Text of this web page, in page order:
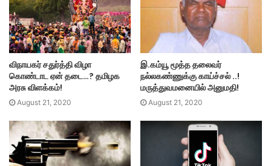
விநாயகர் சதுர்த்தி விழா
கொண்டாட ஏன் தடை…? தமிழக
அரசு விளக்கம்!
August 21, 2020
இ.கம்யூ மூத்த தலைவர்
நல்லகண்ணுக்கு காய்ச்சல் ..!
மருத்துவமனையில் அனுமதி!
August 21, 2020